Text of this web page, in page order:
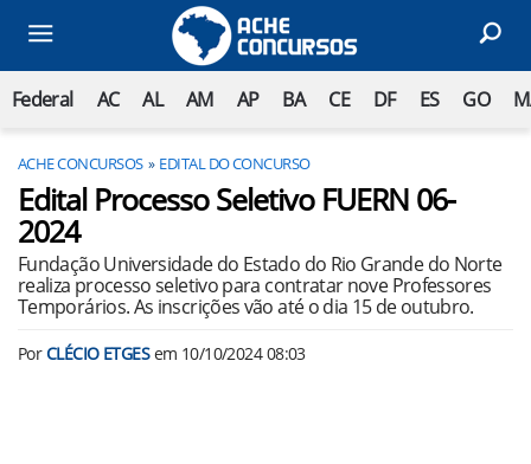
Federal AC AL AM AP BA CE DF ES GO
ACHE CONCURSOS EDITAL DO CONCURSO
Edital Processo Seletivo FUERN 06-
2024
Fundação Universidade do Estado do Rio Grande do Norte
realiza processo seletivo para contratar nove Professores
Temporários. As inscrições vão até o dia 15 de outubro.
PorCLÉCIO ETGESem 10/10/2024 08:03